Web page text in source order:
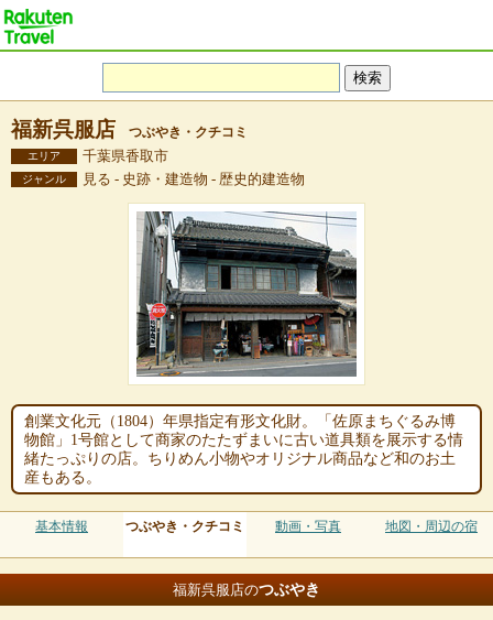
福新呉服店 つぶやき・クチコミ
エリア 千葉県香取市
ジャンル 見る - 史跡・建造物 - 歴史的建造物
創業文化元（1804）年県指定有形文化財。「佐原まちぐるみ博
物館」1号館として商家のたたずまいに古い道具類を展示する情
緒たっぷりの店。ちりめん小物やオリジナル商品など和のお土
産もある。
基本情報 つぶやき・クチコミ 動画・写真 地図・周辺の宿
福新呉服店のつぶやき